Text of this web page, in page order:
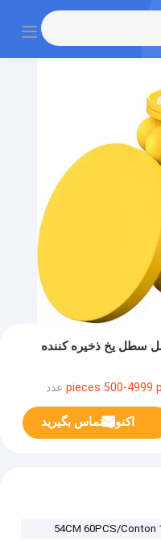
سطل یخ ذخیره کننده
اکنون تماس بگیرید